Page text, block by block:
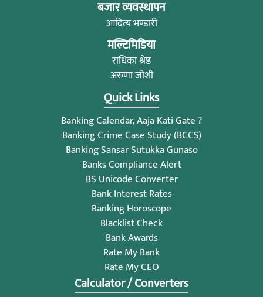
बजार व्यवस्थापन
आदित्य भण्डारी
मल्टिमिडिया
राधिका श्रेष्ठ
अरुणा जोशी
Quick Links
Banking Calendar, Aaja Kati Gate ?
Banking Crime Case Study (BCCS)
Banking Sansar Sutukka Gunaso
Banks Compliance Alert
BS Unicode Converter
Bank Interest Rates
Banking Horoscope
Blacklist Check
Bank Awards
Rate My Bank
Rate My CEO
Calculator / Converters